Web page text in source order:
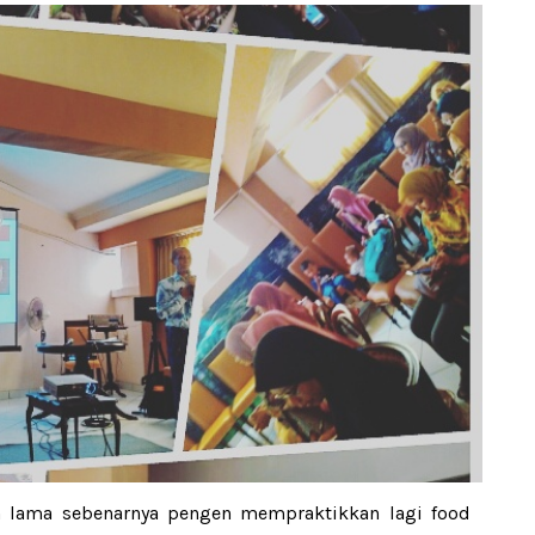
sebenarnya pengen mempraktikkan lagi food